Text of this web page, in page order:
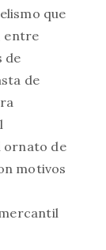
que
entre
de
de
ornato de
motivos